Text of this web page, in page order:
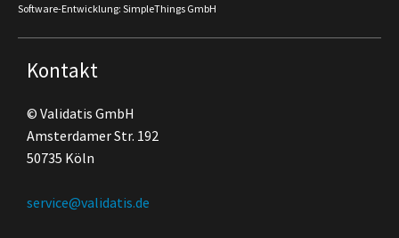
Software-Entwicklung: SimpleThings GmbH
Kontakt
© Validatis GmbH
Amsterdamer Str. 192
50735 Köln
service@validatis.de